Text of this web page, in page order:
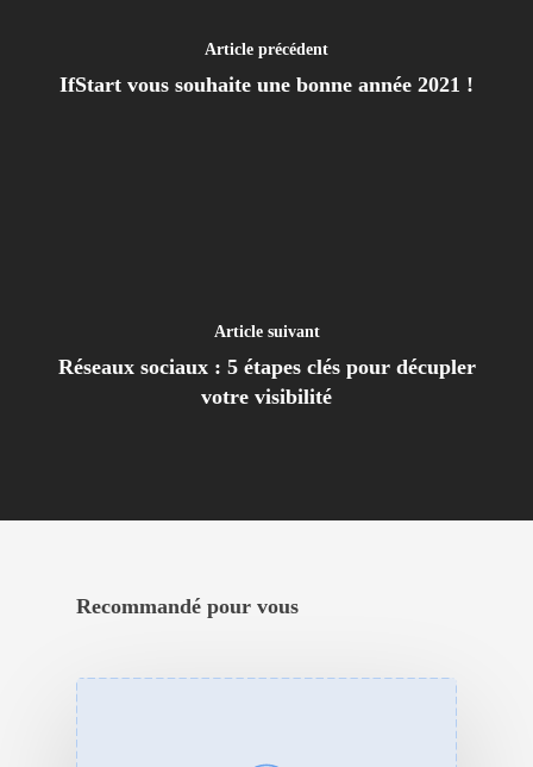
Article précédent
IfStart vous souhaite une bonne année 2021 !
Article suivant
Réseaux sociaux : 5 étapes clés pour décupler
votre visibilité
Recommandé pour vous